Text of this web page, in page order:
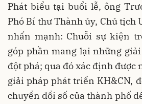
Phát biểu tại buổi lễ, ông
Phó Bí thư Thành ủy, Chủ tịch
nhấn mạnh: Chuỗi sự kiện
góp phần mang lại những
đột phá; qua đó xác định được
giải pháp phát triển KH&CN,
chuyển đổi số của thành phố